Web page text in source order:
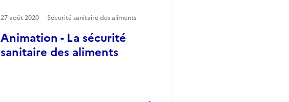
Animation - La sécurité
sanitaire des aliments
27 août 2020 Sécurité sanitaire des aliments